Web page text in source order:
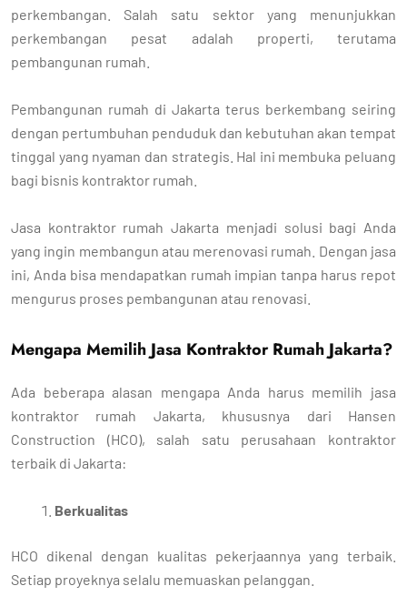
perkembangan. Salah satu sektor yang menunjukkan
perkembangan pesat adalah properti, terutama
pembangunan rumah.
Pembangunan rumah di Jakarta terus berkembang seiring
dengan pertumbuhan penduduk dan kebutuhan akan tempat
tinggal yang nyaman dan strategis. Hal ini membuka peluang
bagi bisnis kontraktor rumah.
Jasa kontraktor rumah Jakarta menjadi solusi bagi Anda
yang ingin membangun atau merenovasi rumah. Dengan jasa
ini, Anda bisa mendapatkan rumah impian tanpa harus repot
mengurus proses pembangunan atau renovasi.
Mengapa Memilih Jasa Kontraktor Rumah Jakarta?
Ada beberapa alasan mengapa Anda harus memilih jasa
kontraktor rumah Jakarta, khususnya dari Hansen
Construction (HCO), salah satu perusahaan kontraktor
terbaik di Jakarta:
Berkualitas
HCO dikenal dengan kualitas pekerjaannya yang terbaik.
Setiap proyeknya selalu memuaskan pelanggan.